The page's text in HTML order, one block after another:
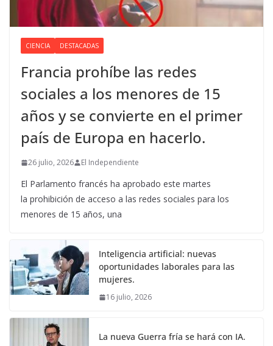
CIENCIA DESTACADAS
Francia prohíbe las redes
sociales a los menores de 15
años y se convierte en el primer
país de Europa en hacerlo.
26 julio, 2026 El Independiente
El Parlamento francés ha aprobado este martes
la prohibición de acceso a las redes sociales para los
menores de 15 años, una
Inteligencia artificial: nuevas
oportunidades laborales para las
mujeres.
16 julio, 2026
La nueva Guerra fría se hará con IA.